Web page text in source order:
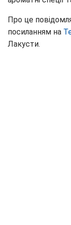
Про це
посиланням на
Лакусти.